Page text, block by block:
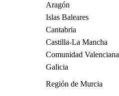
Aragón
Islas Baleares
Cantabria
Castilla-La Mancha
Comunidad Valenciana
Galicia
Región de Murcia